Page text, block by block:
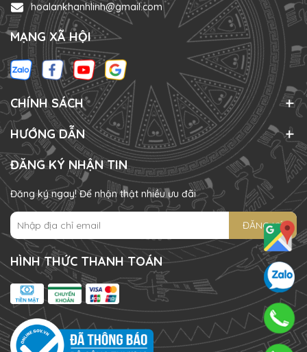
hoalankhanhlinh@gmail.com
MẠNG XÃ HỘI
CHÍNH SÁCH
HƯỚNG DẪN
ĐĂNG KÝ NHẬN TIN
Đăng ký ngay! Để nhận thật nhiều ưu đãi
ĐĂNG KÝ
HÌNH THỨC THANH TOÁN